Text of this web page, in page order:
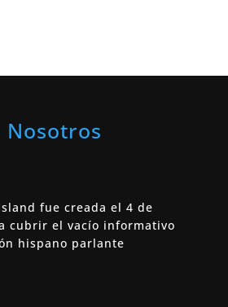
Nosotros
fue creada el 4 de
cubrir el vacío informativo
hispano parlante